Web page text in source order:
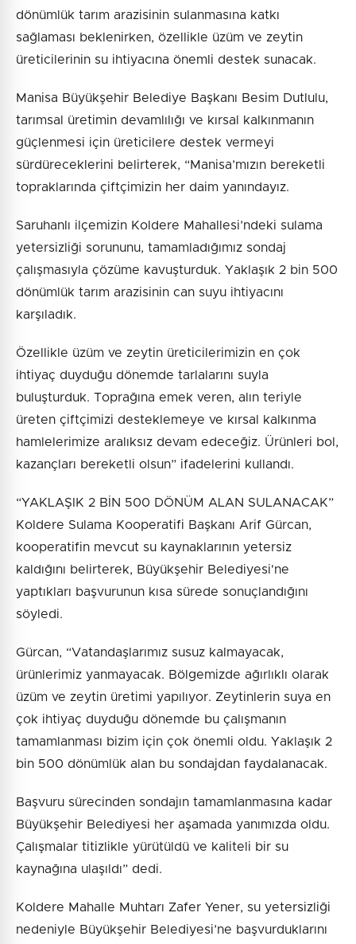
dönümlük tarım arazisinin sulanmasına katkı
sağlaması beklenirken, özellikle üzüm ve zeytin
üreticilerinin su ihtiyacına önemli destek sunacak.
Manisa Büyükşehir Belediye Başkanı Besim Dutlulu,
tarımsal üretimin devamlılığı ve kırsal kalkınmanın
güçlenmesi için üreticilere destek vermeyi
sürdüreceklerini belirterek, “Manisa’mızın bereketli
topraklarında çiftçimizin her daim yanındayız.
Saruhanlı ilçemizin Koldere Mahallesi’ndeki sulama
yetersizliği sorununu, tamamladığımız sondaj
çalışmasıyla çözüme kavuşturduk. Yaklaşık 2 bin 500
dönümlük tarım arazisinin can suyu ihtiyacını
karşıladık.
Özellikle üzüm ve zeytin üreticilerimizin en çok
ihtiyaç duyduğu dönemde tarlalarını suyla
buluşturduk. Toprağına emek veren, alın teriyle
üreten çiftçimizi desteklemeye ve kırsal kalkınma
hamlelerimize aralıksız devam edeceğiz. Ürünleri bol,
kazançları bereketli olsun” ifadelerini kullandı.
“YAKLAŞIK 2 BİN 500 DÖNÜM ALAN SULANACAK”
Koldere Sulama Kooperatifi Başkanı Arif Gürcan,
kooperatifin mevcut su kaynaklarının yetersiz
kaldığını belirterek, Büyükşehir Belediyesi'ne
yaptıkları başvurunun kısa sürede sonuçlandığını
söyledi.
Gürcan, “Vatandaşlarımız susuz kalmayacak,
ürünlerimiz yanmayacak. Bölgemizde ağırlıklı olarak
üzüm ve zeytin üretimi yapılıyor. Zeytinlerin suya en
çok ihtiyaç duyduğu dönemde bu çalışmanın
tamamlanması bizim için çok önemli oldu. Yaklaşık 2
bin 500 dönümlük alan bu sondajdan faydalanacak.
Başvuru sürecinden sondajın tamamlanmasına kadar
Büyükşehir Belediyesi her aşamada yanımızda oldu.
Çalışmalar titizlikle yürütüldü ve kaliteli bir su
kaynağına ulaşıldı” dedi.
Koldere Mahalle Muhtarı Zafer Yener, su yetersizliği
nedeniyle Büyükşehir Belediyesi’ne başvurduklarını